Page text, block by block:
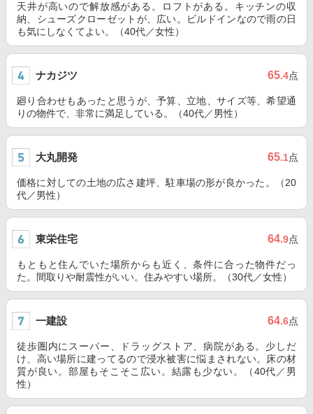
天井が高いので解放感がある。ロフトがある。キッチンの収
納、シューズクローゼットが、広い。ビルドインなので雨の日
も気にしなくてよい。（40代／女性）
ナカジツ 65.4点
廻り合わせもあったと思うが、予算、立地、サイズ等、希望通
りの物件で、非常に満足している。（40代／男性）
大丸開発 65.1点
価格に対しての土地の広さ建坪、駐車場の形が良かった。（20
代／男性）
東栄住宅 64.9点
もともと住んでいた場所からも近く、条件に合った物件だっ
た。間取りや耐震性がいい。住みやすい場所。（30代／女性）
一建設 64.6点
徒歩圏内にスーパー、ドラッグストア、病院がある。少しだ
け、高い場所に建ってるので浸水被害に悩まされない。床の材
質が良い。部屋もそこそこ広い。結露も少ない。（40代／男
性）